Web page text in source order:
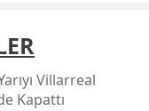
Villarreal
Kapattı